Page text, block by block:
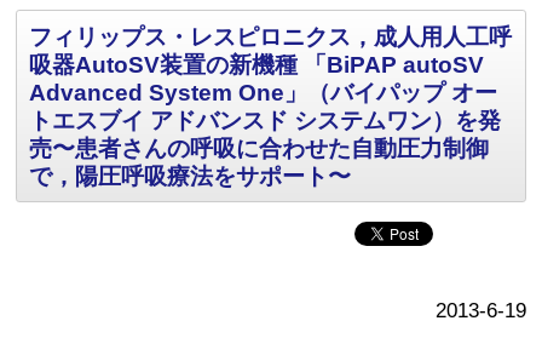
フィリップス・レスピロニクス，成人用人工呼
吸器AutoSV装置の新機種 「BiPAP autoSV
Advanced System One」（バイパップ オー
トエスブイ アドバンスド システムワン）を発
売〜患者さんの呼吸に合わせた自動圧力制御
で，陽圧呼吸療法をサポート〜
2013-6-19